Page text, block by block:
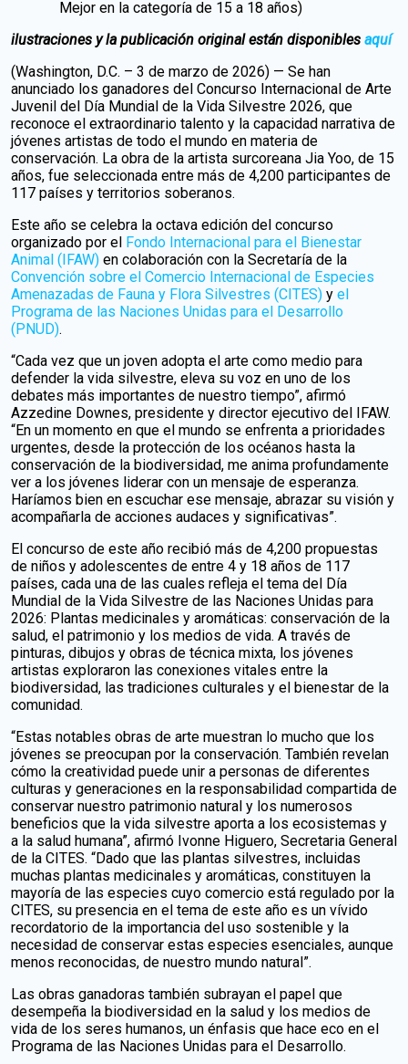
Mejor en la categoría de 15 a 18 años)
ilustraciones y la publicación original están disponibles aquí
(Washington, D.C. – 3 de marzo de 2026) — Se han
anunciado los ganadores del Concurso Internacional de Arte
Juvenil del Día Mundial de la Vida Silvestre 2026, que
reconoce el extraordinario talento y la capacidad narrativa de
jóvenes artistas de todo el mundo en materia de
conservación. La obra de la artista surcoreana Jia Yoo, de 15
años, fue seleccionada entre más de 4,200 participantes de
117 países y territorios soberanos.
Este año se celebra la octava edición del concurso
organizado por el Fondo Internacional para el Bienestar
Animal (IFAW) en colaboración con la Secretaría de la
Convención sobre el Comercio Internacional de Especies
Amenazadas de Fauna y Flora Silvestres (CITES) y el
Programa de las Naciones Unidas para el Desarrollo
(PNUD).
“Cada vez que un joven adopta el arte como medio para
defender la vida silvestre, eleva su voz en uno de los
debates más importantes de nuestro tiempo”, afirmó
Azzedine Downes, presidente y director ejecutivo del IFAW.
“En un momento en que el mundo se enfrenta a prioridades
urgentes, desde la protección de los océanos hasta la
conservación de la biodiversidad, me anima profundamente
ver a los jóvenes liderar con un mensaje de esperanza.
Haríamos bien en escuchar ese mensaje, abrazar su visión y
acompañarla de acciones audaces y significativas”.
El concurso de este año recibió más de 4,200 propuestas
de niños y adolescentes de entre 4 y 18 años de 117
países, cada una de las cuales refleja el tema del Día
Mundial de la Vida Silvestre de las Naciones Unidas para
2026: Plantas medicinales y aromáticas: conservación de la
salud, el patrimonio y los medios de vida. A través de
pinturas, dibujos y obras de técnica mixta, los jóvenes
artistas exploraron las conexiones vitales entre la
biodiversidad, las tradiciones culturales y el bienestar de la
comunidad.
“Estas notables obras de arte muestran lo mucho que los
jóvenes se preocupan por la conservación. También revelan
cómo la creatividad puede unir a personas de diferentes
culturas y generaciones en la responsabilidad compartida de
conservar nuestro patrimonio natural y los numerosos
beneficios que la vida silvestre aporta a los ecosistemas y
a la salud humana”, afirmó Ivonne Higuero, Secretaria General
de la CITES. “Dado que las plantas silvestres, incluidas
muchas plantas medicinales y aromáticas, constituyen la
mayoría de las especies cuyo comercio está regulado por la
CITES, su presencia en el tema de este año es un vívido
recordatorio de la importancia del uso sostenible y la
necesidad de conservar estas especies esenciales, aunque
menos reconocidas, de nuestro mundo natural”.
Las obras ganadoras también subrayan el papel que
desempeña la biodiversidad en la salud y los medios de
vida de los seres humanos, un énfasis que hace eco en el
Programa de las Naciones Unidas para el Desarrollo.